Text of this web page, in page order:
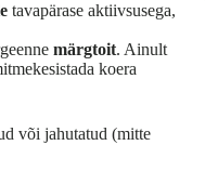
tavapärase aktiivsusega,
märgtoit. Ainult
koera
või jahutatud (mitte